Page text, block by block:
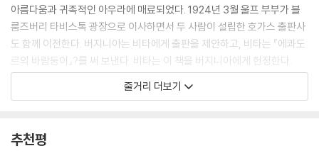
몸이 안 좋을 때 당신을 생각하면 큰 위안이 돼. 왜인지 모르겠어. 더 좋은
건, 더 나은 건 당신을 보는 일이지. 그러니 화요일에는 희망을 가져볼게. _
버지니아
--- p.81
그나저나 다정한 편지, 그건 언제 와? _버지니아
아름다움과 귀족적인 아우라에 매료되었다. 1924년 3월 울프 부부가 블
룸즈버리 타비스톡 광장으로 이사하면서 두 사람이 설립한 호가스 출판사
도 함께 이전한다. 버지니아는 비타에게 출판을 제안하고, 비타는 『에콰도
르의 바람둥이』?를 써 보낸다. 비타는 이 책을 버지니아에게 헌정한다.
시작된 것이다. 그들은 서로의 책에도 애정이 각별했다. 비타는 외교관인
줄거리 더보기
추천평